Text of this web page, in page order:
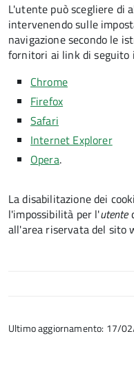
L'utente può scegliere di
intervenendo sulle
navigazione secondo le
fornitori ai link di seguito
Chrome
Firefox
Safari
Internet Explorer
Opera.
La disabilitazione dei
l'impossibilità per l'utente
all'area riservata del sito
Ultimo aggiornamento: 17/